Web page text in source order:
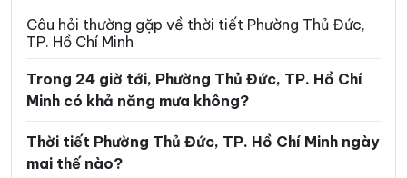
Phường Khánh Hội Phường Lái Thiêu
Phường Linh Xuân
Phường Long Hương Phường Long Nguyên
Phường Long Phước Phường Long Trường
Phường Minh Phụng
Câu hỏi thường gặp về thời tiết Phường Thủ Đức,
TP. Hồ Chí Minh
Trong 24 giờ tới, Phường Thủ Đức, TP. Hồ Chí
Minh có khả năng mưa không?
Thời tiết Phường Thủ Đức, TP. Hồ Chí Minh ngày
mai thế nào?